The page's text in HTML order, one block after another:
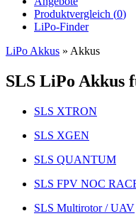
Produktvergleich (0)
LiPo-Finder
LiPo Akkus » Akkus
SLS LiPo Akkus
SLS XTRON
SLS XGEN
SLS QUANTUM
SLS FPV NOC
SLS Multirotor / UAV